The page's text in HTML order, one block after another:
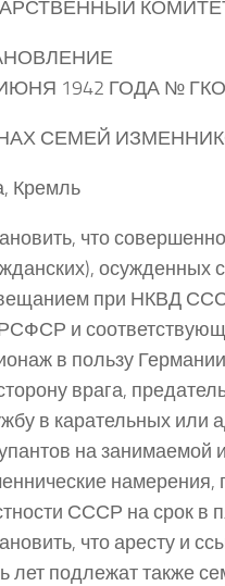
1942 ГОДА №
СЕМЕЙ
Кремль
что
при НКВД
и
в пользу
врага,
в карательных или
на занимаемой
СССР на срок в
что аресту и
лет подлежат также